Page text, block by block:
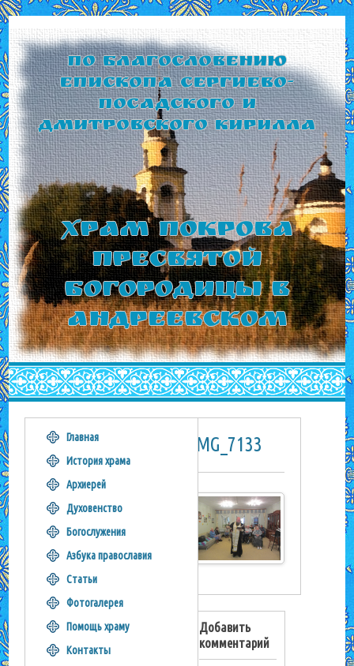
По благословению
Епископа Сергиево-
Посадского и
Дмитровского Кирилла
Храм Покрова
Пресвятой
Богородицы в
Андреевском
IMG_7133
Добавить
комментарий
Главная
История храма
Архиерей
Духовенство
Богослужения
Азбука православия
Статьи
Фотогалерея
Помощь храму
Контакты